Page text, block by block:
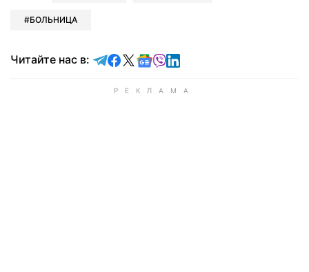
БОЛЬНИЦА
Читайте нас в: Читайте в Telegram
Читайте в Facebook
Читайте в X
Читайте в Google news
Читайте в Viber
Читайте в LinkedIn